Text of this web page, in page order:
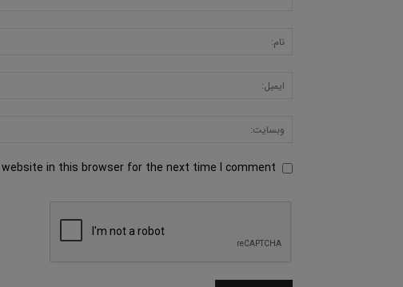
in this browser for the next time I comment.